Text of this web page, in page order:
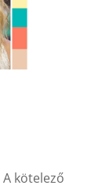
A kötelező